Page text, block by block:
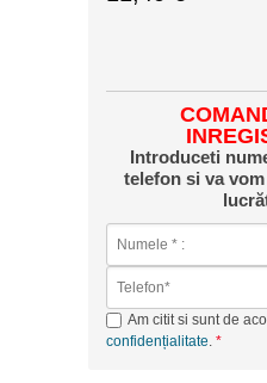
Introduceti
telefon si va
Am citit si sunt de
confidențialitate.